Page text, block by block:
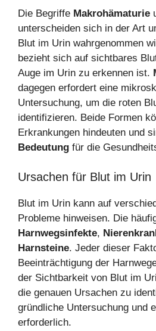
Die Begriffe Makrohämaturie
unterscheiden sich in der Art
Blut im Urin wahrgenommen
bezieht sich auf sichtbares
Auge im Urin zu erkennen ist.
dagegen erfordert eine
Untersuchung, um die roten
identifizieren. Beide Formen
Erkrankungen hindeuten und
Bedeutung für die
Ursachen für Blut im Urin
Blut im Urin kann auf
Probleme hinweisen. Die
Harnwegsinfekte,
Harnsteine. Jeder dieser
Beeinträchtigung der
der Sichtbarkeit von Blut im
die genauen Ursachen zu
gründliche Untersuchung und
erforderlich.